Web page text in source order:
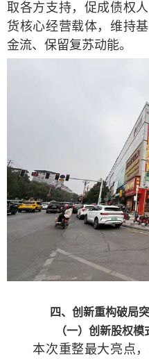
取各方支持，促成债权
货核心经营载体，维持
金流、保留复苏动能。
四、创新重构破局
（一）创新股权
本次重整最大亮点，